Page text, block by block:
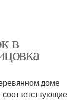
в
доме
соответствующие